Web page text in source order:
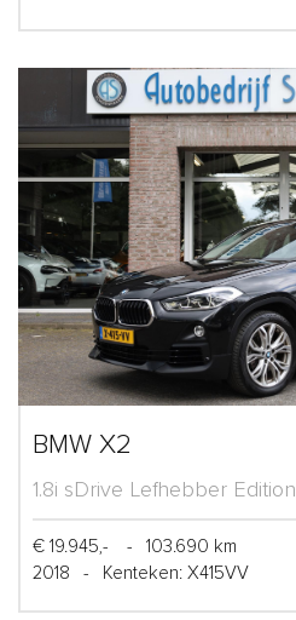
BMW X2
1.8i sDrive Lefhebber Edition
€ 19.945,- -
103.690 km
2018
- Kenteken: X415VV